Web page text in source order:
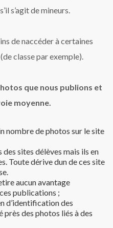
s’agit de mineurs.
de naccéder à certaines
classe par exemple).
que nous publions et
moyenne.
nombre de photos sur le site
sites délèves mais ils en
Toute dérive dun de ces site
aucun avantage
publications ;
d’identification des
près des photos liés à des